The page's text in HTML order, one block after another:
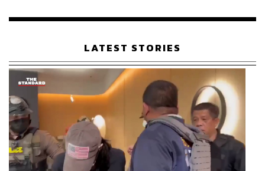
เรือนไทยที่ถูกซุกไว้
LATEST STORIES